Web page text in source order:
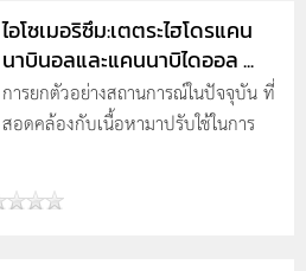
ไอโซเมอริซึม:เตตระไฮโดรแคน
นาบินอลและแคนนาบิไดออล ...
การยกตัวอย่างสถานการณ์ในปัจจุบัน ที่
สอดคล้องกับเนื้อหามาปรับใช้ในการ